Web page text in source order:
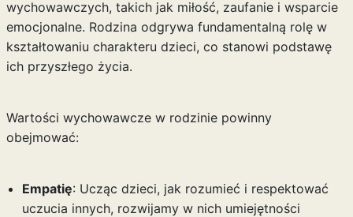
wychowawczych, takich jak miłość, zaufanie i wsparcie
emocjonalne. Rodzina odgrywa fundamentalną rolę w
kształtowaniu charakteru dzieci, co stanowi podstawę
ich przyszłego życia.
Wartości wychowawcze w rodzinie powinny
obejmować:
Empatię: Ucząc dzieci, jak rozumieć i respektować
uczucia innych, rozwijamy w nich umiejętności